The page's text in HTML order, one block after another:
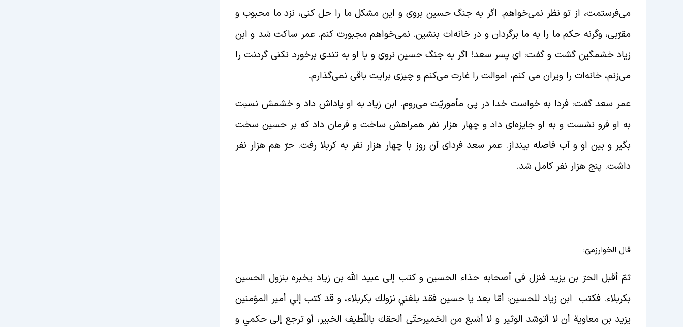
می‌فرستمت، از تو نظر نمی‌خواهم. اگر به جنگ حسین بروی و این مشکل ما را حل کنی، نزد ما محبوب و
مقرّبی، وگرنه حکم ما را به ما برگردان و در خانه‌ات بنشین. نمی‌خواهم مجبورت کنم. عمر ساکت شد و ابن
زیاد خشمگین گشت و گفت: ای پسر سعد! اگر به جنگ حسین نروی و با او به تندی برخورد نکنی گردنت را
می‌زنم، خانه‌ات را ویران می‌ کنم، اموالت را غارت می‌کنم و چیزی برایت باقی نمی‌گذارم.
عمر سعد گفت: فردا به خواست خدا در پی مأموریّت می‌روم. ابن زیاد به او پاداش داد و خشمش نسبت
به او فرو نشست و به او جایزه‌ای داد و چهار هزار نفر همراهش ساخت و فرمان داد که بر حسین سخت
بگیر و بین او و آب فاصله بینداز. عمر سعد فردای آن روز با چهار هزار نفر به کربلا رفت. حرّ هم هزار نفر
داشت. پنج هزار نفر کامل شد.
قال الخوارزمیّ:
ثمّ أقبل الحرّ بن يزيد فنزل فی أصحابه حذاء الحسین و كتب إلى عبيد الله بن زياد يخبره بنزول الحسين
بكربلاء. فكتب ابن زياد للحسين: أمّا بعد يا حسين فقد بلغني نزولك بكربلاء، و قد كتب إلي أمير المؤمنين
يزيد بن معاوية أن لا أتوسّد الوثير و لا أشبع من الخمیرحتّی ألحقك باللّطيف الخبير، أو ترجع إلى حكمي و